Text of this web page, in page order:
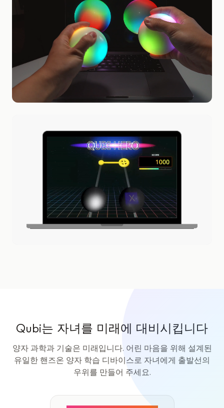
Qubi는 자녀를 미래에 대비시킵니다
양자 과학과 기술은 미래입니다. 어린 마음을 위해 설계된
유일한 핸즈온 양자 학습 디바이스로 자녀에게 출발선의
우위를 만들어 주세요.